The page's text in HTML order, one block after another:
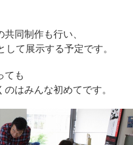
同制作も行い、
て展示する予定です。
ても
はみんな初めてです。